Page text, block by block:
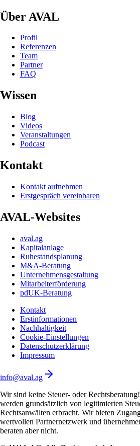
Über AVAL
Profil
Referenzen
Team
Partner
FAQ
Wissen
Blog
Videos
Veranstaltungen
Podcast
Kontakt
Kontakt aufnehmen
Erstgespräch vereinbaren
AVAL-Websites
aval.ag
Kapitalanlage
Ruhestandsplanung
M&A-Beratung
Unternehmensgestaltung
Mitarbeiterförderung
pdUK-Beratung
Kontakt
Erstinformationen
Nachhaltigkeit
Cookie-Einstellungen
Datenschutzerklärung
Impressum
info@aval.ag
Wir sind keine Steuer- oder
werden grundsätzlich von legitimierten
Rechtsanwälten erbracht. Wir bieten
wertvollen Partnernetzwerk und
beraten aber nicht.